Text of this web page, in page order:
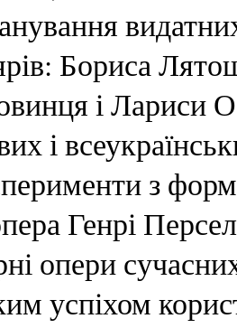
Бориса
і Лариси
і
з
Генрі
опери
успіхом